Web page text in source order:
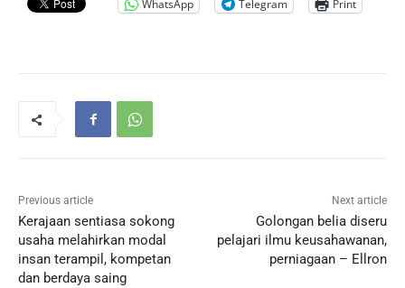
WhatsApp Telegram Print
Previous article
Kerajaan sentiasa sokong
usaha melahirkan modal
insan terampil, kompetan
dan berdaya saing
Next article
Golongan belia diseru
pelajari ilmu keusahawanan,
perniagaan – Ellron